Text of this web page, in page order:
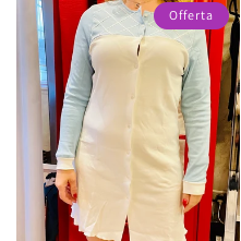
Offerta